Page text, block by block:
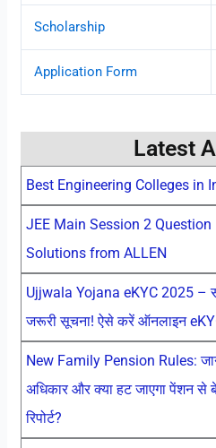
Scholarship
Application Form
Latest
Best Engineering Colleges in
JEE Main Session 2
Solutions from ALLEN
Ujjwala Yojana eKYC 2025 –
जरूरी सूचना! ऐसे करें ऑनलाइन
New Family Pension Rules:
अधिकार और क्या हट जाएगा पेंशन से
रिपोर्ट?